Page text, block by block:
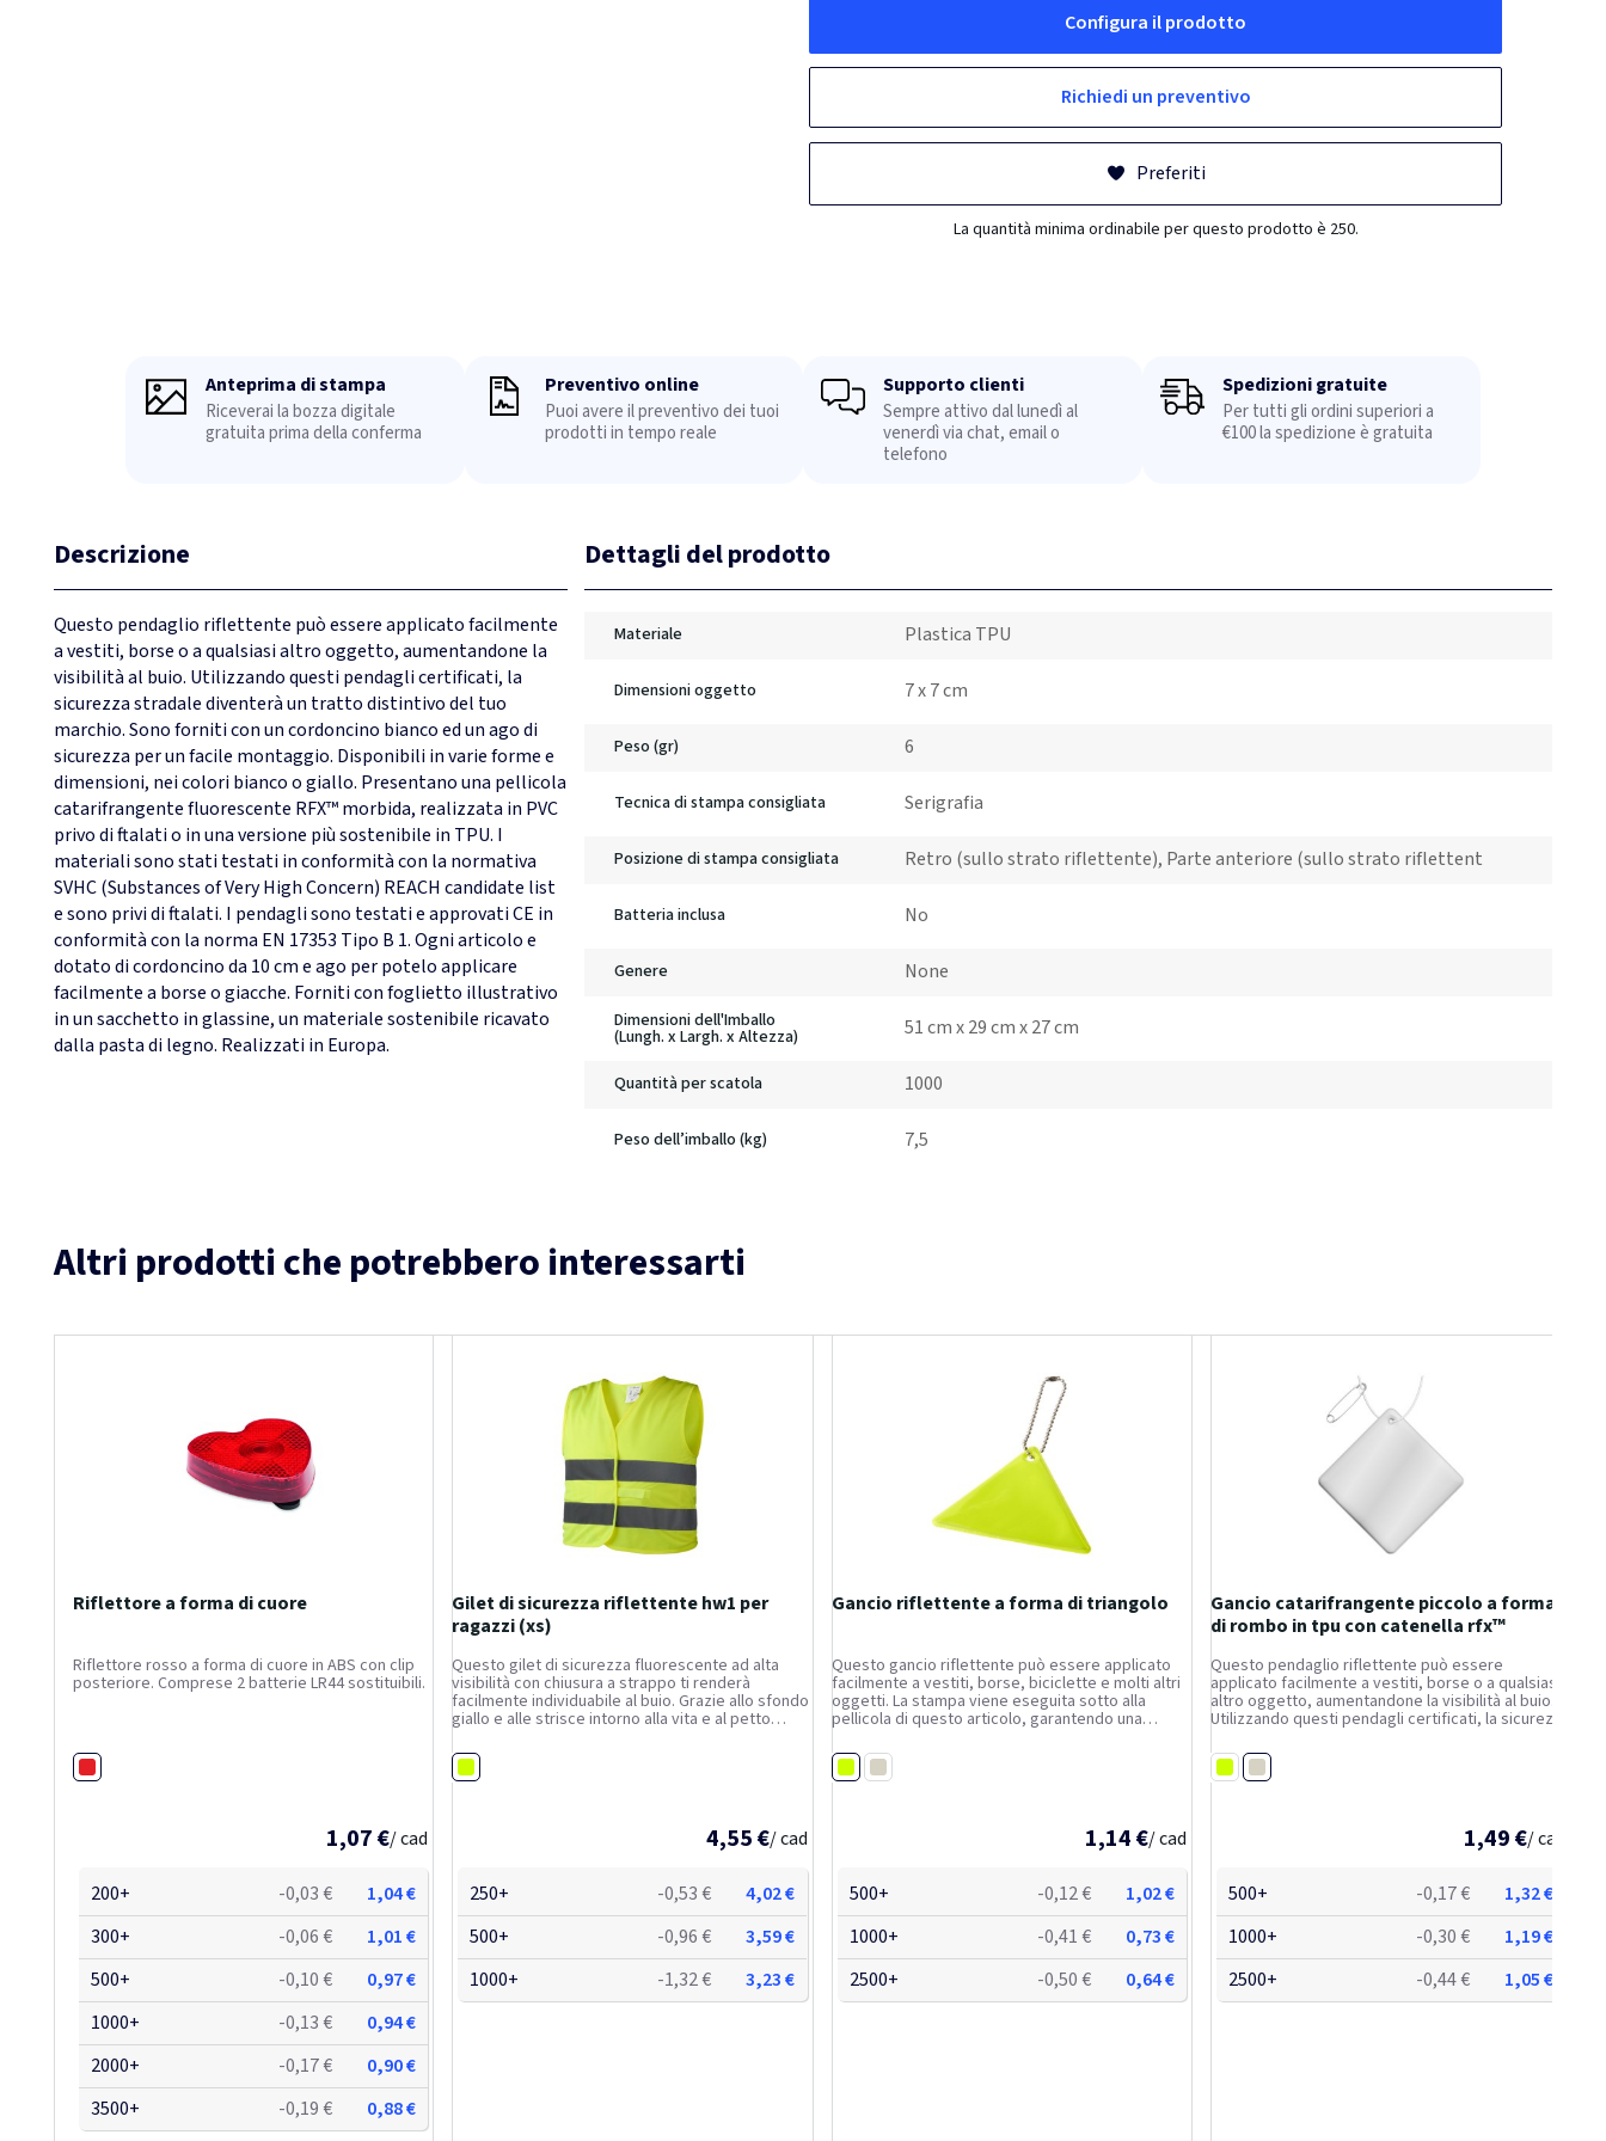
Configura il prodotto
Richiedi un preventivo
Preferiti
La quantità minima ordinabile per questo prodotto è 250.
Anteprima di stampa
Riceverai la bozza digitale
gratuita prima della conferma
Preventivo online
Puoi avere il preventivo dei tuoi
prodotti in tempo reale
Supporto clienti
Sempre attivo dal lunedì al
venerdì via chat, email o
telefono
Spedizioni gratuite
Per tutti gli ordini superiori a
€100 la spedizione è gratuita
Descrizione
Questo pendaglio riflettente può essere applicato facilmente
a vestiti, borse o a qualsiasi altro oggetto, aumentandone la
visibilità al buio. Utilizzando questi pendagli certificati, la
sicurezza stradale diventerà un tratto distintivo del tuo
marchio. Sono forniti con un cordoncino bianco ed un ago di
sicurezza per un facile montaggio. Disponibili in varie forme e
dimensioni, nei colori bianco o giallo. Presentano una pellicola
catarifrangente fluorescente RFX™ morbida, realizzata in PVC
privo di ftalati o in una versione più sostenibile in TPU. I
materiali sono stati testati in conformità con la normativa
SVHC (Substances of Very High Concern) REACH candidate list
e sono privi di ftalati. I pendagli sono testati e approvati CE in
conformità con la norma EN 17353 Tipo B 1. Ogni articolo e
dotato di cordoncino da 10 cm e ago per potelo applicare
facilmente a borse o giacche. Forniti con foglietto illustrativo
in un sacchetto in glassine, un materiale sostenibile ricavato
dalla pasta di legno. Realizzati in Europa.
Dettagli del prodotto
Materiale Plastica TPU
Dimensioni oggetto 7 x 7 cm
Peso (gr) 6
Tecnica di stampa consigliata Serigrafia
Posizione di stampa consigliata Retro (sullo strato riflettente), Parte anteriore (sullo strato riflettent
Batteria inclusa No
Genere None
Dimensioni dell'Imballo
(Lungh. x Largh. x Altezza) 51 cm x 29 cm x 27 cm
Quantità per scatola 1000
Peso dell’imballo (kg) 7,5
Altri prodotti che potrebbero interessarti
Riflettore a forma di cuore
Riflettore rosso a forma di cuore in ABS con clip
posteriore. Comprese 2 batterie LR44 sostituibili.
Rosso
1,07 €/ cad
200+ -0,03 €
1,04 €
300+
-0,06 €
1,01 €
500+
-0,10 €
0,97 €
1000+
-0,13 €
0,94 €
2000+
-0,17 €
0,90 €
3500+
-0,19 € 0,88 €
Gilet di sicurezza riflettente hw1 per
ragazzi (xs)
Questo gilet di sicurezza fluorescente ad alta
visibilità con chiusura a strappo ti renderà
facilmente individuabile al buio. Grazie allo sfondo
giallo e alle strisce intorno alla vita e al petto
sarai chiaramente visibile anche a grande...
Giallo fluo
4,55 €/ cad
250+ -0,53 €
4,02 €
500+
-0,96 €
3,59 €
1000+
-1,32 € 3,23 €
Gancio riflettente a forma di triangolo
Questo gancio riflettente può essere applicato
facilmente a vestiti, borse, biciclette e molti altri
oggetti. La stampa viene eseguita sotto alla
pellicola di questo articolo, garantendo una
del 100%. Conservare in luogo pulito e asciutto.
Non...
Giallo fluo
Bianco
1,14 €/ cad
500+ -0,12 €
1,02 €
1000+
-0,41 €
0,73 €
2500+
-0,50 € 0,64 €
Gancio catarifrangente piccolo a forma
di rombo in tpu con catenella rfx™
Questo pendaglio riflettente può essere
applicato facilmente a vestiti, borse o a qualsiasi
altro oggetto, aumentandone la visibilità al buio.
Utilizzando questi pendagli certificati, la sicurezza
marchio. Sono forniti con un cordoncino bianco ed
un...
Giallo fluo
Bianco
1,49 €/ cad
500+ -0,17 €
1,32 €
1000+
-0,30 €
1,19 €
2500+
-0,44 € 1,05 €